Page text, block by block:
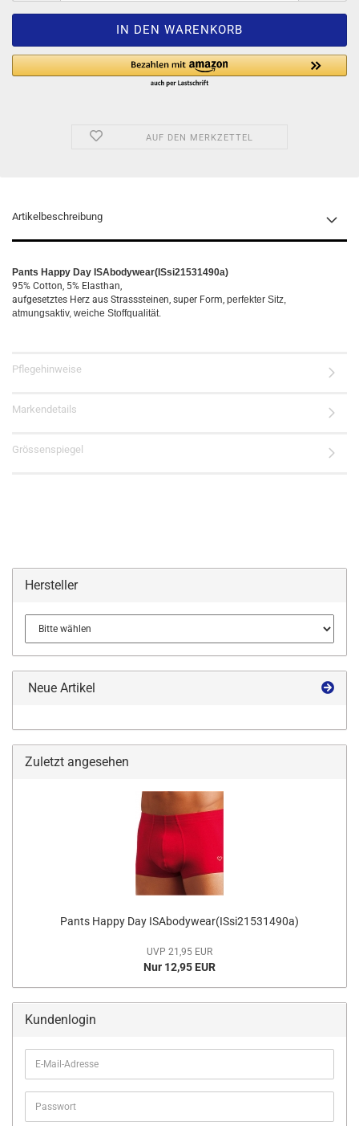
AUF DEN MERKZETTEL
Artikelbeschreibung
Pants Happy Day ISAbodywear(ISsi21531490a)
95% Cotton, 5% Elasthan,
aufgesetztes Herz aus Strasssteinen, super Form, perfekter Sitz,
atmungsaktiv, weiche Stoffqualität.
Pflegehinweise
Markendetails
Grössenspiegel
Hersteller
Neue Artikel
Zuletzt angesehen
Pants Happy Day ISAbodywear(ISsi21531490a)
UVP 21,95 EUR
Nur 12,95 EUR
Kundenlogin
E-
Mail-
Adresse
Passwort